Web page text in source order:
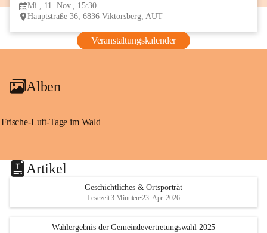
Mi., 11. Nov., 15:30
Hauptstraße 36, 6836 Viktorsberg, AUT
Veranstaltungskalender
Alben
Frische-Luft-Tage im Wald
Artikel
Geschichtliches & Ortsporträt
Lesezeit 3 Minuten•23. Apr. 2026
Wahlergebnis der Gemeindevertretungswahl 2025